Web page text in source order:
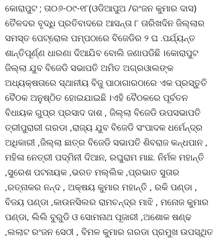
କୋରାପୁଟ ; ତା୦୬-୦୯-୧୮(ଓଡିଆପୁଅ /ରଂଜନ କୁମାର ଦାସ)
ତୈଳଦର ବୃଦ୍ଧି ପ୍ରତିବାଦରେ ଆସନ୍ତା ୮ ତାରିଖଦିନ ଜିଲ୍ଲାର
ସମସ୍ତ ପେଟ୍ରୋଲ ପମ୍ପଠାରେ ବିଜେଡିର ୨ ଘ .ପର୍ଯ୍ୟନ୍ତ
ଶାନ୍ତିପୂର୍ଣ୍ଣ ଧାରଣା ଦିଆଯିବ ବୋଲି ଜଣାପଡିଛି ।କୋରାପୁଟ
ଜିଲ୍ଲା ଯୁବ ବିଜେଡି ସଭାପତି ଅମିତ ଅଗ୍ରଓାଲଙ୍କ
ଅଧ୍ୟକ୍ଷତାରେ ସ୍ଥାନୀୟ ବିଜୁ ପାଠାଗାରଠାରେ ଏକ ପ୍ରସ୍ତୁତି
ବୈଠକ ଅନୁଷ୍ଠିତ ହୋଇଯାଇଛି ।ଏହି ବୈଠକରେ ପୂର୍ବତନ
ବିଧାୟକ ଗୁପ୍ର ପ୍ରସାଦ ଦାଶ , ଜିଲ୍ଲା ବିଜେଡି ଉପସଭାପତି
ତ୍ରୀପୁରାରୀ ଗରଡା ,ରାଜ୍ୟ ଯୁବ ବିଜେଡି ସଂପାଦକ ଧର୍ମେନ୍ଦ୍ର
ଅଧିକାରୀ ,ଜିଲ୍ଲା ଛାତ୍ର ବିଜେଡି ସଭାପତି ଶିବରାଜ କନ୍ଧପାନ ,
ମହିଳା ନେତ୍ରୀ ପଦ୍ମିନୀ ଦିଆନ, ରଘୁରାମ ମାଛ. ନିର୍ମଳ ମହାନ୍ତି
,ସୁରେଶ ପଟନାୟକ ,ଭରତ ମଲ୍ଲିକ ,ପ୍ରଭାତ ସୁତାର
,ରତ୍ନାକର ନନ୍ଦ , ଅକ୍ଷୟ କୁମାର ମହାନ୍ତି , ରକି ପଣ୍ଡା ,
ବିଜୟ ପଣ୍ଡା ,କାଉନସିଲର ରାମଚନ୍ଦ୍ର ମାଝି , ମନୋଜ କୁମାର
ପଣ୍ଡା, ଲିଲି ବୁରୁଡି ଓ ସୋମନାଥ ପୂଜାରୀ ,ଅଶୋକ ଷଣ୍ଢ
,ଲଲାଟ ରଂଜନ ସେଠୀ , ବିମଳ କୁମାର ଗରଡା ପ୍ରମୁଖ ଉପସ୍ଥିତ